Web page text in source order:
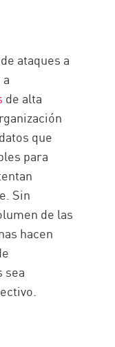
ataques a
de alta
que
para
Sin
de las
hacen
sea